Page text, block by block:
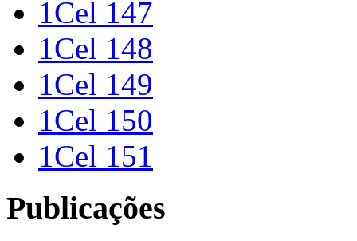
1Cel 147
1Cel 148
1Cel 149
1Cel 150
1Cel 151
Publicações